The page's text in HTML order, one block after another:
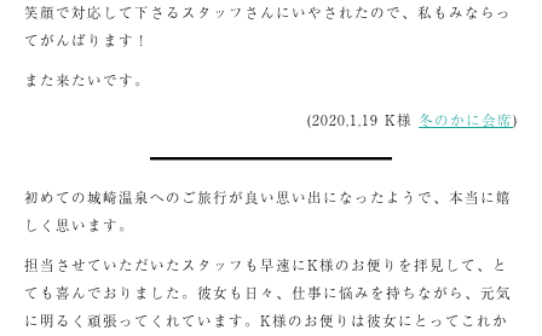
笑顔で対応して下さるスタッフさんにいやされたので、私もみならっ
てがんばります！
また来たいです。
(2020,1,19 K様 冬のかに会席)
初めての城崎温泉へのご旅行が良い思い出になったようで、本当に嬉
しく思います。
担当させていただいたスタッフも早速にK様のお便りを拝見して、と
ても喜んでおりました。彼女も日々、仕事に悩みを持ちながら、元気
に明るく頑張ってくれています。K様のお便りは彼女にとってこれか